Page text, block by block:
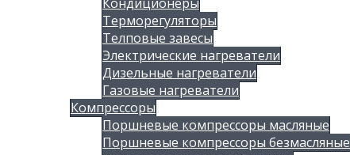
Терморегуляторы
Телповые завесы
Электрические нагреватели
Дизельные нагреватели
Газовые нагреватели
Компрессоры
Поршневые компрессоры масляные
Поршневые компрессоры безмасляные